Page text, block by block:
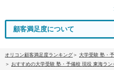
顧客満足度について
オリコン顧客満足度ランキング
大学受験 塾・
おすすめの大学受験 塾・予備校 現役 東海ラン